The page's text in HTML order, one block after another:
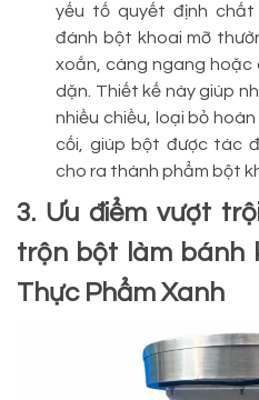
yếu tố quyết định
đánh bột khoai mỡ
xoắn, càng ngang
dặn. Thiết kế này giúp
nhiều chiều, loại bỏ
cối, giúp bột được tác
cho ra thành phẩm bột
3. Ưu điểm vượt
trộn bột làm bánh
Thực Phẩm Xanh